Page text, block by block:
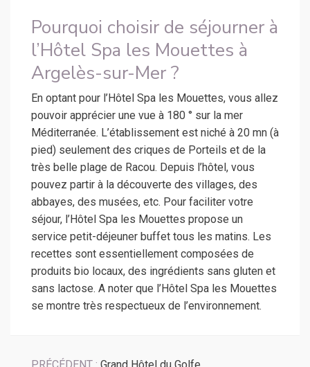
Pourquoi choisir de séjourner à
l’Hôtel Spa les Mouettes à
Argelès-sur-Mer ?
En optant pour l’Hôtel Spa les Mouettes, vous allez
pouvoir apprécier une vue à 180 ° sur la mer
Méditerranée. L’établissement est niché à 20 mn (à
pied) seulement des criques de Porteils et de la
très belle plage de Racou. Depuis l’hôtel, vous
pouvez partir à la découverte des villages, des
abbayes, des musées, etc. Pour faciliter votre
séjour, l’Hôtel Spa les Mouettes propose un
service petit-déjeuner buffet tous les matins. Les
recettes sont essentiellement composées de
produits bio locaux, des ingrédients sans gluten et
sans lactose. A noter que l’Hôtel Spa les Mouettes
se montre très respectueux de l’environnement.